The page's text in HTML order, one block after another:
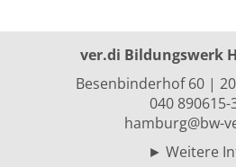
ver.di Bildungswerk
Besenbinderhof 60 |
040 890615-
hamburg@bw-
► Weitere